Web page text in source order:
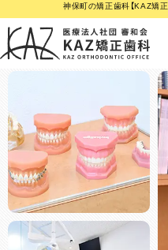
神保町の矯正歯科【KAZ矯正
矯正歯科治療のご案
矯正装置のご紹介
その他